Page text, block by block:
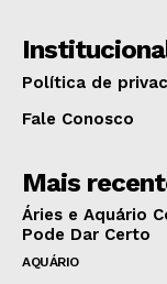
Política de
Fale Conosco
Mais
Áries e Aquário
Pode Dar Certo
AQUÁRIO